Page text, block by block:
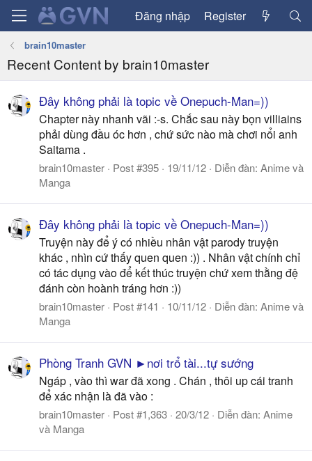
Đăng nhập Register
brain10master
Recent Content by brain10master
Đây không phải là topic về Onepuch-Man=))
Chapter này nhanh vãi :-s. Chắc sau này bọn villiains
phải dùng đầu óc hơn , chứ sức nào mà chơi nổi anh
Saitama .
brain10master Post #395 19/11/12 Diễn đàn: Anime và
Manga
Đây không phải là topic về Onepuch-Man=))
Truyện này để ý có nhiều nhân vật parody truyện
khác , nhìn cứ thấy quen quen :)) . Nhân vật chính chỉ
có tác dụng vào để kết thúc truyện chứ xem thằng đệ
đánh còn hoành tráng hơn :))
brain10master Post #141 10/11/12 Diễn đàn: Anime và
Manga
Phòng Tranh GVN ►nơi trổ tài...tự sướng
Ngáp , vào thì war đã xong . Chán , thôi up cái tranh
để xác nhận là đã vào :
brain10master Post #1,363 20/3/12 Diễn đàn: Anime
và Manga